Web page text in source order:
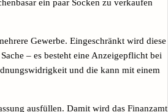
ein paar Socken zu verkaufen
Gewerbe. Eingeschränkt wird diese
– es besteht eine Anzeigepflicht bei
und die kann mit einem
ausfüllen. Damit wird das Finanzamt